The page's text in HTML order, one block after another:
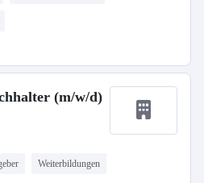
(m/w/d)
Weiterbildungen